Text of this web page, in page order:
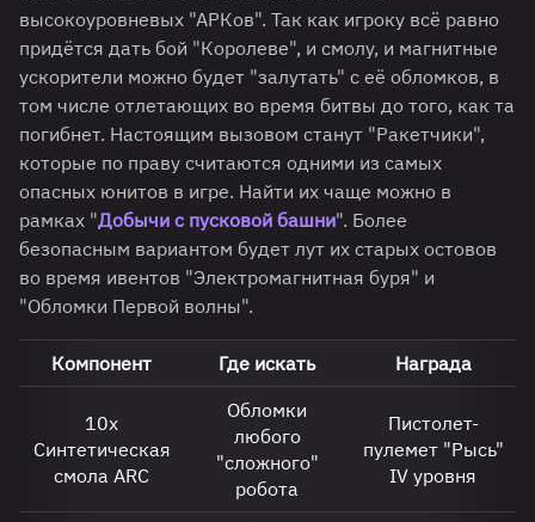
высокоуровневых "АРКов". Так как игроку всё равно
придётся дать бой "Королеве", и смолу, и магнитные
ускорители можно будет "залутать" с её обломков, в
том числе отлетающих во время битвы до того, как та
погибнет. Настоящим вызовом станут "Ракетчики",
которые по праву считаются одними из самых
опасных юнитов в игре. Найти их чаще можно в
рамках "Добычи с пусковой башни". Более
безопасным вариантом будет лут их старых остовов
во время ивентов "Электромагнитная буря" и
"Обломки Первой волны".
Компонент Где искать Награда
10х
Синтетическая
смола ARC
Обломки
любого
"сложного"
робота
Пистолет-
пулемет "Рысь"
IV уровня